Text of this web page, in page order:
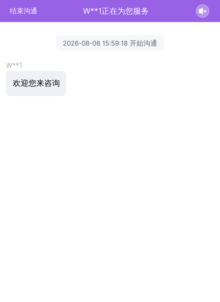
结束沟通 W**1正在为您服务
2026-08-08 15:59:18 开始沟通
W**1
欢迎您来咨询